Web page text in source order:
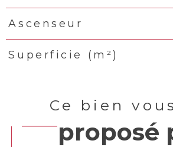
Ascenseur
Superficie (m²)
Ce bien
proposé